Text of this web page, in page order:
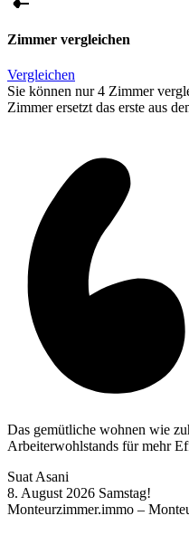
Zimmer vergleichen
Vergleichen
Sie können nur 4 Zimmer
Zimmer ersetzt das erste aus
Das gemütliche wohnen wie
Arbeiterwohlstands für mehr
Suat Asani
8. August 2026 Samstag!
Monteurzimmer.immo –